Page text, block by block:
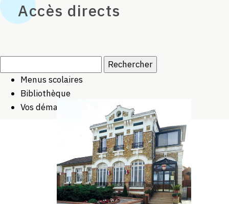
Accès directs
Menus scolaires
Bibliothèque
Vos démarches